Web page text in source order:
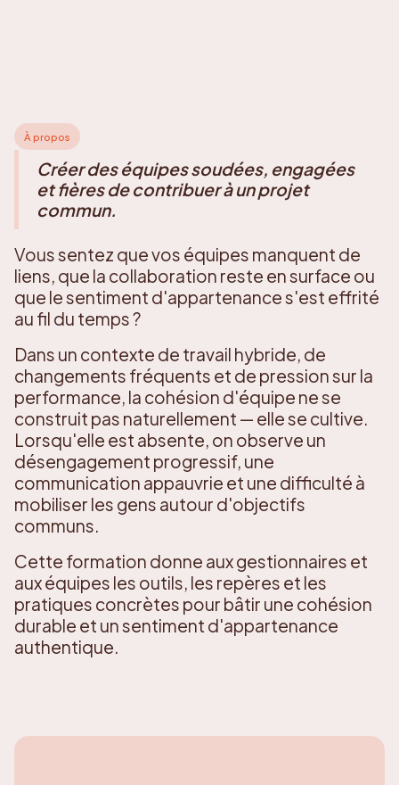
À propos
Créer des équipes soudées, engagées
et fières de contribuer à un projet
commun.
Vous sentez que vos équipes manquent de
liens, que la collaboration reste en surface ou
que le sentiment d'appartenance s'est effrité
au fil du temps ?
Dans un contexte de travail hybride, de
changements fréquents et de pression sur la
performance, la cohésion d'équipe ne se
construit pas naturellement — elle se cultive.
Lorsqu'elle est absente, on observe un
désengagement progressif, une
communication appauvrie et une difficulté à
mobiliser les gens autour d'objectifs
communs.
Cette formation donne aux gestionnaires et
aux équipes les outils, les repères et les
pratiques concrètes pour bâtir une cohésion
durable et un sentiment d'appartenance
authentique.